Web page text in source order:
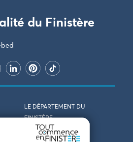
du Finistère
LE DÉPARTEMENT DU
FINISTÈRE
VENIR EN FINISTÈRE